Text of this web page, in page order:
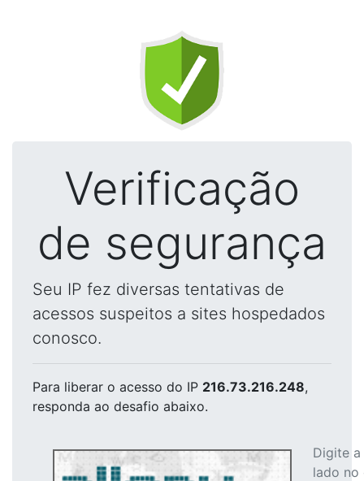
Verificação
de segurança
Seu IP fez diversas tentativas de
acessos suspeitos a sites hospedados
conosco.
Para liberar o acesso do IP 216.73.216.248,
responda ao desafio abaixo.
Digite
lado no